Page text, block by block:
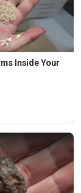
Inside Your